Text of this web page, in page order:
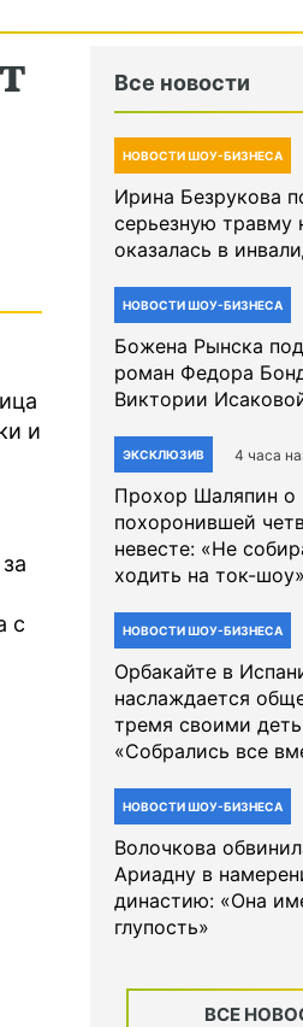
и
с
Все новости
НОВОСТИ ШОУ-БИЗНЕСА
Ирина Безрукова
серьезную травму
оказалась в
НОВОСТИ ШОУ-БИЗНЕСА
Божена Рынска
роман Федора
Виктории
ЭКСКЛЮЗИВ 4 часа
Прохор Шаляпин о
похоронившей
невесте: «Не
ходить на ток-шоу»
НОВОСТИ ШОУ-БИЗНЕСА
Орбакайте в
наслаждается
тремя своими
«Собрались все
НОВОСТИ ШОУ-БИЗНЕСА
Волочкова
Ариадну в
династию: «Она
глупость»
ВСЕ